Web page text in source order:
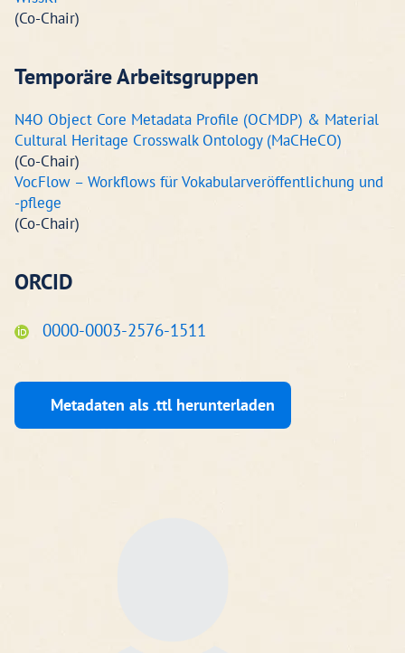
(Co-Chair)
Temporäre Arbeitsgruppen
N4O Object Core Metadata Profile (OCMDP) & Material
Cultural Heritage Crosswalk Ontology (MaCHeCO)
(Co-Chair)
VocFlow – Workflows für Vokabularveröffentlichung und
-pflege
(Co-Chair)
ORCID
0000-0003-2576-1511
Metadaten als .ttl herunterladen